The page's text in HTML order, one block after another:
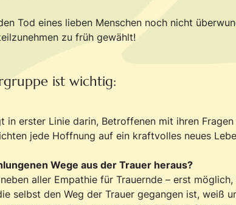
Tod eines lieben Menschen noch nicht
zu früh gewählt!
ist wichtig:
in erster Linie darin, Betroffenen mit ihren
jede Hoffnung auf ein kraftvolles neues
Wege aus der Trauer heraus?
aller Empathie für Trauernde – erst
selbst den Weg der Trauer gegangen ist, weiß